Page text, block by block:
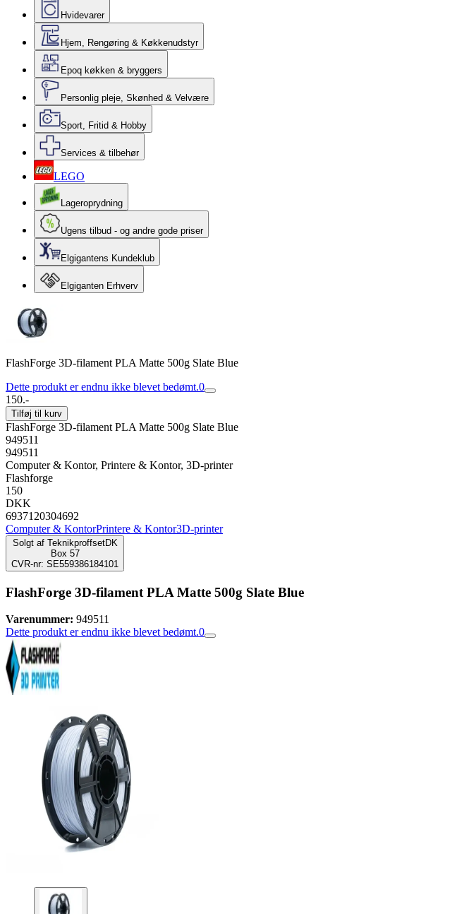
Hvidevarer
Hjem, Rengøring & Køkkenudstyr
Epoq køkken & bryggers
Personlig pleje, Skønhed & Velvære
Sport, Fritid & Hobby
Services & tilbehør
LEGO
Lageroprydning
Ugens tilbud - og andre gode priser
Elgigantens Kundeklub
Elgiganten Erhverv
FlashForge 3D-filament PLA Matte 500g Slate Blue
Dette produkt er endnu ikke blevet bedømt.0
150.-
Tilføj til kurv
FlashForge 3D-filament PLA Matte 500g Slate Blue
949511
949511
Computer & Kontor, Printere & Kontor, 3D-printer
Flashforge
150
DKK
6937120304692
Computer & KontorPrintere & Kontor3D-printer
Solgt af TeknikproffsetDK
Box 57
CVR-nr: SE559386184101
FlashForge 3D-filament PLA Matte 500g Slate Blue
Varenummer: 949511
Dette produkt er endnu ikke blevet bedømt.0